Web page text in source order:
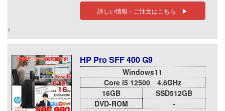
詳しい情報・ご注文はこちら ▶
HP Pro SFF 400 G9
Windows11
Core i5 12500 4.6GHz
16GB
SSD512GB
DVD-ROM
-